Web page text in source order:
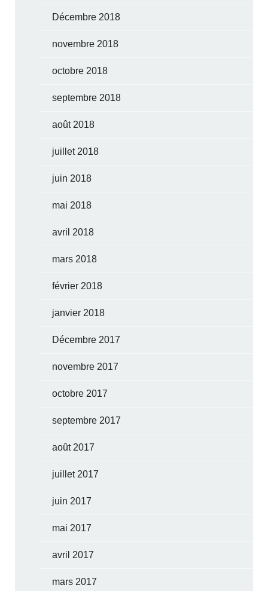
Décembre 2018
novembre 2018
octobre 2018
septembre 2018
août 2018
juillet 2018
juin 2018
mai 2018
avril 2018
mars 2018
février 2018
janvier 2018
Décembre 2017
novembre 2017
octobre 2017
septembre 2017
août 2017
juillet 2017
juin 2017
mai 2017
avril 2017
mars 2017